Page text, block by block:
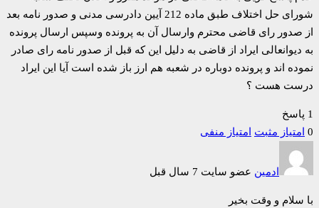
شورای حل اختلاف طبق ماده 212 آیین دادرسی مدنی و صدور نامه بعد
از صدور رای قاضی محترم وارسال آن به پرونده وسپس ارسال پرونده
به دیوانعالی ایراد از قاضی به دلیل این که قبل از صدور نامه رای صادر
نموده اند و پرونده دوباره در شعبه هم ارز باز شده است آیا این ایراد
درست هست ؟
1 پاسخ
0 امتیاز مثبت امتیاز منفی
ادمین عضو سایت
با سلام و وقت بخیر